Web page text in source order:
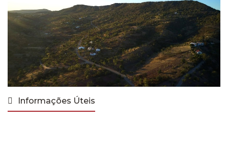
Informações Úteis